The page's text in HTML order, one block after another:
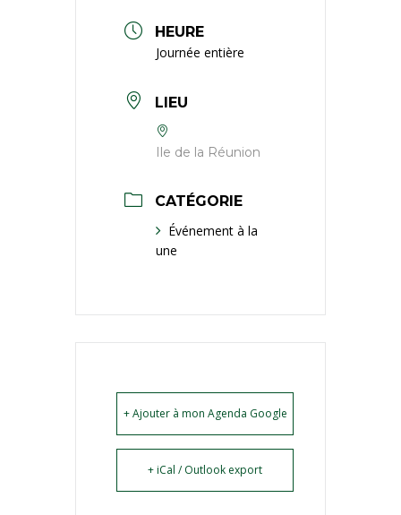
HEURE
Journée entière
LIEU
Ile de la Réunion
CATÉGORIE
Événement à la
une
+ Ajouter à mon Agenda Google
+ iCal / Outlook export